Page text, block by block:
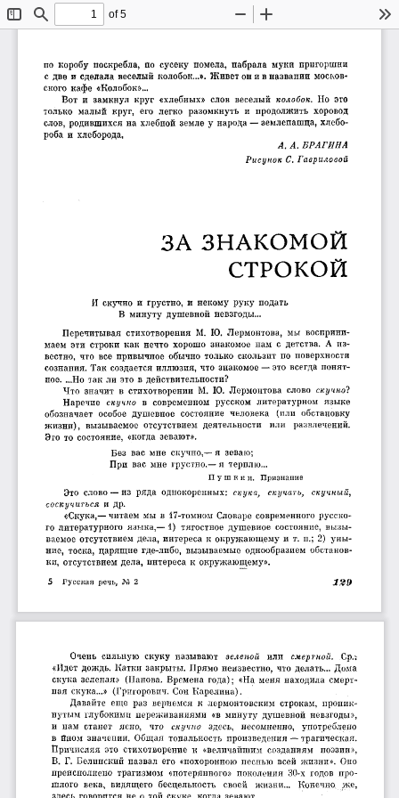
ToggleFind
of 5
Zoom
по  коробу  поскребла,  по  сусеку  помела,  набрала  муки  пригоршни
с две и сделала веселый колобок...». Живет он и в названии москов­
ского кафе  «Колобок»...
Вот  и  замкнул  круг  «хлебных»  слов  веселый колобок.
  Но  это
только  малый  круг,  его  легко  разомкнуть  и  продолжить  хоровод
слов, родившихся на хлебной земле у народа — землепашца, хлебо­
роба и хлеборода,
Перечитывая  стихотворения  М.  Ю.  Лермонтова,  мы  восприни­
маем  эти  строки  как  нечто  хорошо  знакомое  нам  с  детства.  А  из­
вестно,  что  все привычное обычно только  скользит по поверхности
сознания. Так создается иллюзия, что знакомое — это всегда понят­
ное. ...Но так ли это в действительности?
Что  значит  в  стихотворении  М.  Ю.  Лермонтова  слово скучной
Наречие
скучно
  в  современном  русском  литературном  языке
обозначает  особое  душевное  состояние  человека  (или  обстановку
жизни),  вызываемое  отсутствием  деятельности  или  развлечений.
Это то состояние,  «когда зевают».
Это  слово — из  ряда  однокорепных: скука,  скучать,  скучный,
соскучиться
  и др.
«Скука,— читаем мы в 17-томном Словаре современного русско­
го литературного  языка,— 1)  тягостное  душевное  состояние,  вызы­
ваемое отсутствием дела, интереса к окружающему и т. п.;  2)  уны­
ние,  тоска,  царящие где-либо,  вызываемые  однообразием обстанов­
ки, отсутствием дела, интереса к окружающему».
А. А. БРАГИНА
Рисунок С. Гавриловой
ЗНАКОМОЙ
СТРОКОЙ
И  скучно  и  грустно,  и некому  руку подать
В  минуту душевной невзгоды...
Без  вас мне  скучно,— я  зеваю;
При  вас мне  грустно,— я терплю...
Пушкин,
  Признание
5 Гусская  речь,  М  2 129
Очень  сильную  скуку  называют зеленой
  или
смертной.
  Cp.v
«Идет дождь. Катки закрыты. Прямо неизвестно, что делать... Дома
скука зеленая»  (Панова.  Времена года);  «На меня находила смерт­
ная скука...»  (Григорович. Сон Карелина).
Давайте  еще  раз  вернемся  к  лермонтовским  строкам,  проник­
нутым глубокими  переживаниями  «в  минуту душевной  невзгоды»,
и  нам  станет  ясно,  что
скучно
  здесь,  несомненно,  употреблено
в Ином  значении.  Общая  тональность  произведения — трагическая.
Причисляя  это  стихотворение  к  «величайшим  созданиям  поэзии»,
В.  Г.  Белинский назвал  его  «похоронною песнью  всей  жизни».  Оно
преисполнено  трагизмом  «потерянного»  поколения  30-х  годов  про­
шлого  века,  видящего  бесцельность  своей  жизни...  Конечно,  же,